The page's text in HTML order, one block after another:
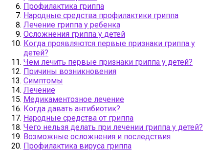
Профилактика гриппа
Народные средства профилактики гриппа
Лечение гриппа у ребенка
Осложнения гриппа у детей
Когда проявляются первые признаки гриппа у
детей?
Чем лечить первые признаки гриппа у детей?
Причины возникновения
Симптомы
Лечение
Медикаментозное лечение
Когда давать антибиотик?
Народные средства от гриппа
Чего нельзя делать при лечении гриппа у детей?
Возможные осложнения и последствия
Профилактика вируса гриппа